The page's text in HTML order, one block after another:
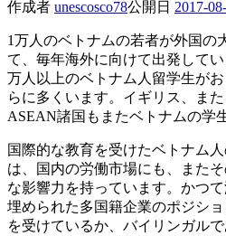
作成者 unescosco78公開日 2017-
1万人のベトナムの若者が外国の
て、毎年海外に向けて出発して
万人以上のベトナム人留学生が
らに多くいます。イギリス、ま
ASEAN諸国もまたベトナムの学
国際的な教育を受けたベトナム
は、国内の労働市場にも、また
な影響力を持っています。かつ
埋められた多国籍企業のポジシ
を受けているか、バイリンガル